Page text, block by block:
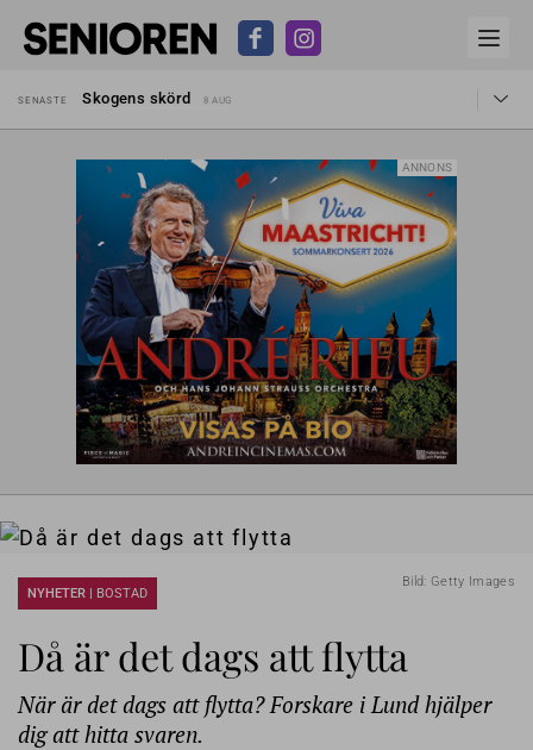
SENASTE
Skogens skörd
8 AUG
Kravet: Nu måste 65-årsgränsen bort
30 JUL
Dom öppnar för rätt till garantipension
30 JUL
Snart kan telefonförsäljning förbjudas i Sverige
Hyror rusar ifrån äldres bostadstillägg
28 JUL
Skogens skörd 8 AUG
ANNONS
Bild: Getty Images
NYHETER | BOSTAD
Då är det dags att flytta
När är det dags att flytta? Forskare i Lund hjälper
dig att hitta svaren.